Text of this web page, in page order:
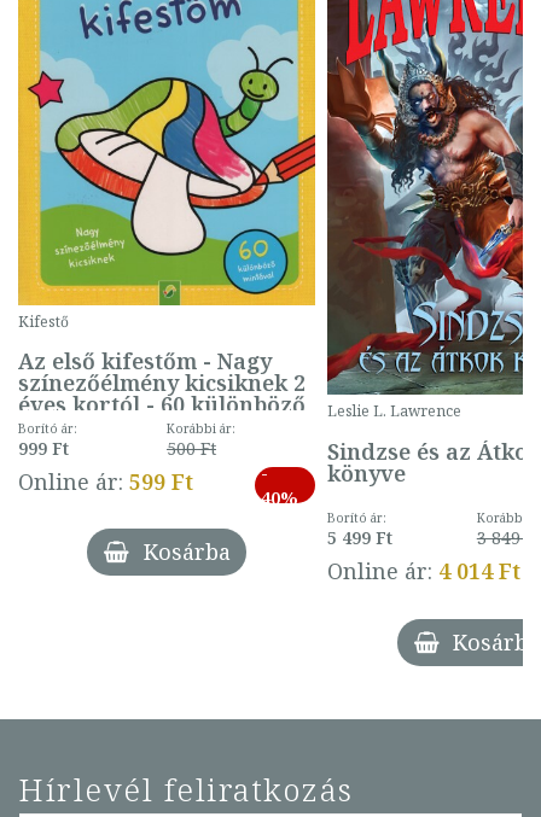
Kifestő
Az első kifestőm - Nagy
színezőélmény kicsiknek 2
éves kortól - 60 különböző
mintával (gombás)
Borító ár:
999 Ft
Korábbi ár:
500 Ft
Online ár: 599 Ft
-
40%
Kosárba
Leslie L. Lawrence
Sindzse és az Átkok
könyve
Borító ár:
5 499 Ft
Korábbi
3 849 Ft
Online ár: 4 014 Ft
Kosárba
Hírlevél feliratkozás